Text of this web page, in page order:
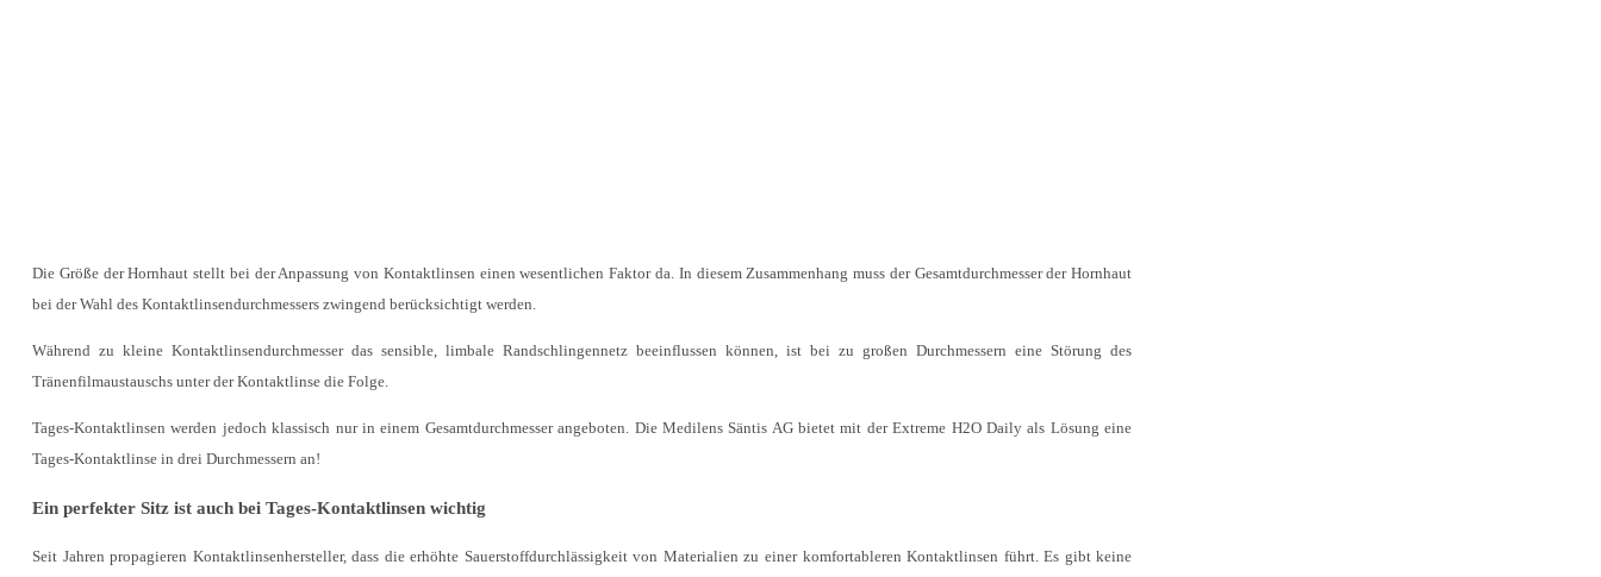
Die Größe der Hornhaut stellt bei der Anpassung von Kontaktlinsen einen wesentlichen Faktor da. In diesem Zusammenhang muss der Gesamtdurchmesser der Hornhaut
bei der Wahl des Kontaktlinsendurchmessers zwingend berücksichtigt werden.
Während zu kleine Kontaktlinsendurchmesser das sensible, limbale Randschlingennetz beeinflussen können, ist bei zu großen Durchmessern eine Störung des
Tränenfilmaustauschs unter der Kontaktlinse die Folge.
Tages-Kontaktlinsen werden jedoch klassisch nur in einem Gesamtdurchmesser angeboten. Die Medilens Säntis AG bietet mit der Extreme H2O Daily als Lösung eine
Tages-Kontaktlinse in drei Durchmessern an!
Ein perfekter Sitz ist auch bei Tages-Kontaktlinsen wichtig
Seit Jahren propagieren Kontaktlinsenhersteller, dass die erhöhte Sauerstoffdurchlässigkeit von Materialien zu einer komfortableren Kontaktlinsen führt. Es gibt keine